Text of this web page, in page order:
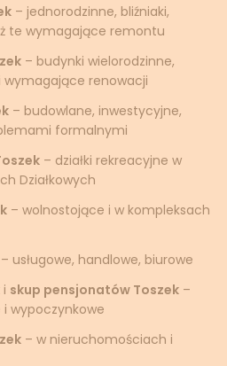
– jednorodzinne, bliźniaki,
te wymagające remontu
– budynki wielorodzinne,
wymagające renowacji
– budowlane, inwestycyjne,
formalnymi
– działki rekreacyjne w
Działkowych
– wolnostojące i w kompleksach
– usługowe, handlowe, biurowe
i skup pensjonatów Toszek –
wypoczynkowe
– w nieruchomościach i